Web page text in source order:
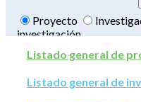
Proyecto
investigación
Listado general de
Listado general de